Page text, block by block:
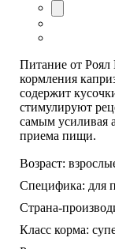
Питание от Роял
кормления
содержит
стимулируют
самым усиливая
приема пищи.
Возраст:
Специфика: для
Страна-
Класс корма: